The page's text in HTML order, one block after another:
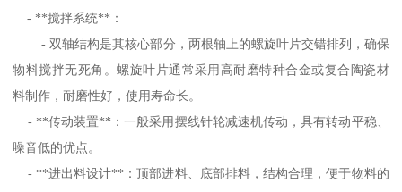
- **搅拌系统**：
- 双轴结构是其核心部分，两根轴上的螺旋叶片交错排列，确保
物料搅拌无死角。螺旋叶片通常采用高耐磨特种合金或复合陶瓷材
料制作，耐磨性好，使用寿命长。
- **传动装置**：一般采用摆线针轮减速机传动，具有转动平稳、
噪音低的优点。
- **进出料设计**：顶部进料、底部排料，结构合理，便于物料的